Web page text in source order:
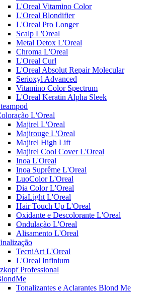
L'Oreal Vitamino Color
L'Oreal Blondifier
L'Oreal Pro Longer
Scalp L'Oreal
Metal Detox L'Oreal
Chroma L'Oreal
L'Oreal Curl
L'Oreal Absolut Repair Molecular
Serioxyl Advanced
Vitamino Color Spectrum
L'Oreal Keratin Alpha Sleek
L'Oreal
Majirel L'Oreal
Majirouge L'Oreal
Majirel High Lift
Majirel Cool Cover L'Oreal
Inoa L'Oreal
Inoa Suprême L'Oreal
LuoColor L'Oreal
Dia Color L'Oreal
DiaLight L'Oreal
Hair Touch Up L'Oreal
Oxidante e Descolorante L'Oreal
Ondulação L'Oreal
Alisamento L'Oreal
TecniArt L'Oreal
L'Oreal Infinium
Professional
Tonalizantes e Aclarantes Blond Me